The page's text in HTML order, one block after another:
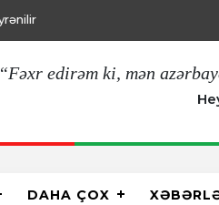
“Fəxr edirəm ki, mən
DAHA ÇOX